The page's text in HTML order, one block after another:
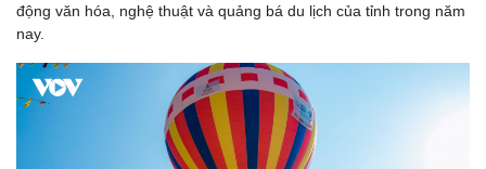
động văn hóa, nghệ thuật và quảng bá du lịch của tỉnh trong năm
nay.